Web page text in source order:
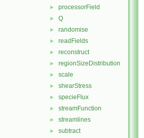
► processorField
► Q
► randomise
► readFields
► reconstruct
► regionSizeDistribution
► scale
► shearStress
► specieFlux
► streamFunction
► streamlines
► subtract